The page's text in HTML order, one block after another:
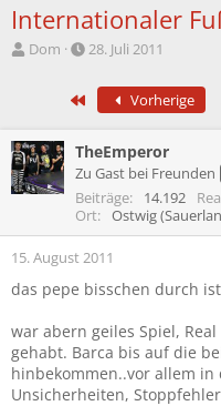
Internationaler
E
l
l
e
Dom
E
l
l
a
m
28. Juli 2011
Erste Vorherige
TheEmperor
Zu Gast bei Freunden
Beiträge 14.192
Ort
Ostwig
15. August 2011
das pepe bisschen durch
war abern geiles Spiel,
gehabt. Barca bis auf die
hinbekommen..vor allem
Unsicherheiten,